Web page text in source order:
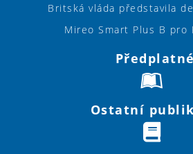
Britská vláda představila
Mireo Smart Plus B pro
Předplatné
Ostatní